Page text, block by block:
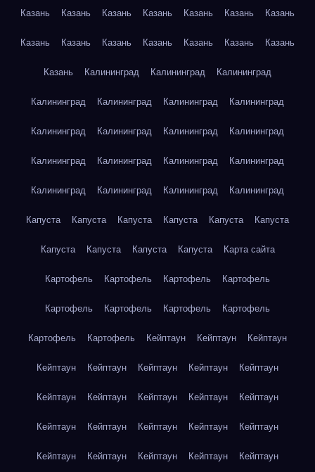
Казань Казань Казань Казань Казань Казань Казань
Казань Казань Казань Казань Казань Казань Казань
Казань Калининград Калининград Калининград
Калининград Калининград Калининград Калининград
Калининград Калининград Калининград Калининград
Калининград Калининград Калининград Калининград
Калининград Калининград Калининград Калининград
Капуста Капуста Капуста Капуста Капуста Капуста
Капуста Капуста Капуста Капуста Карта сайта
Картофель Картофель Картофель Картофель
Картофель Картофель Картофель Картофель
Картофель Картофель Кейптаун Кейптаун Кейптаун
Кейптаун Кейптаун Кейптаун Кейптаун Кейптаун
Кейптаун Кейптаун Кейптаун Кейптаун Кейптаун
Кейптаун Кейптаун Кейптаун Кейптаун Кейптаун
Кейптаун Кейптаун Кейптаун Кейптаун Кейптаун